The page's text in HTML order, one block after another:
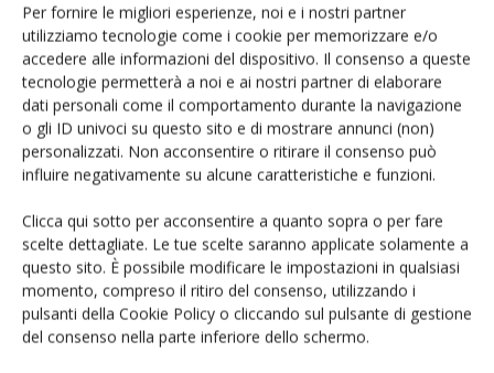
Per fornire le migliori esperienze, noi e i nostri partner
utilizziamo tecnologie come i cookie per memorizzare e/o
accedere alle informazioni del dispositivo. Il consenso a queste
tecnologie permetterà a noi e ai nostri partner di elaborare
dati personali come il comportamento durante la navigazione
o gli ID univoci su questo sito e di mostrare annunci (non)
personalizzati. Non acconsentire o ritirare il consenso può
influire negativamente su alcune caratteristiche e funzioni.
Clicca qui sotto per acconsentire a quanto sopra o per fare
scelte dettagliate. Le tue scelte saranno applicate solamente a
questo sito. È possibile modificare le impostazioni in qualsiasi
momento, compreso il ritiro del consenso, utilizzando i
pulsanti della Cookie Policy o cliccando sul pulsante di gestione
del consenso nella parte inferiore dello schermo.
Facebook Twitter
Il Contoterzista